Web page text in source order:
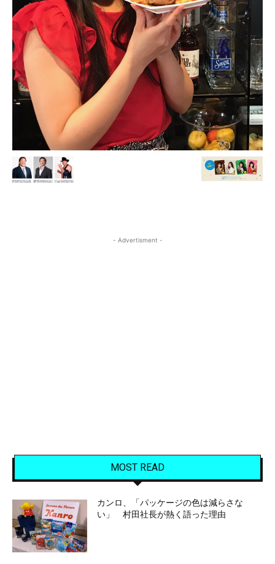
- Advertisment -
MOST READ
カンロ、「パッケージの色は減らさな
い」 村田社長が熱く語った理由